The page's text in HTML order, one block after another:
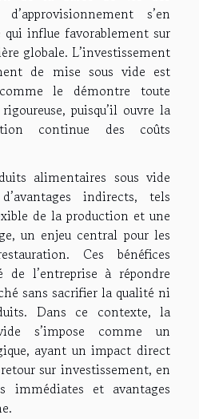
s’en
influe favorablement sur
globale. L’investissement
de mise sous vide est
le démontre toute
puisqu’il ouvre la
continue des coûts
alimentaires sous vide
indirects, tels
de la production et une
un enjeu central pour les
Ces bénéfices
de l’entreprise à répondre
sans sacrifier la qualité ni
Dans ce contexte, la
s’impose comme un
ayant un impact direct
sur investissement, en
immédiates et avantages